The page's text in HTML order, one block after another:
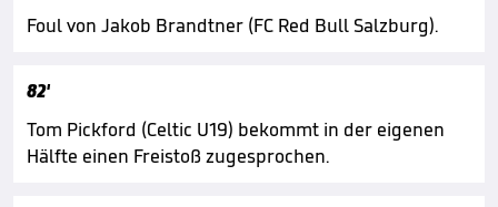
Foul von Jakob Brandtner (FC Red Bull Salzburg).
82'
Tom Pickford (Celtic U19) bekommt in der eigenen
Hälfte einen Freistoß zugesprochen.